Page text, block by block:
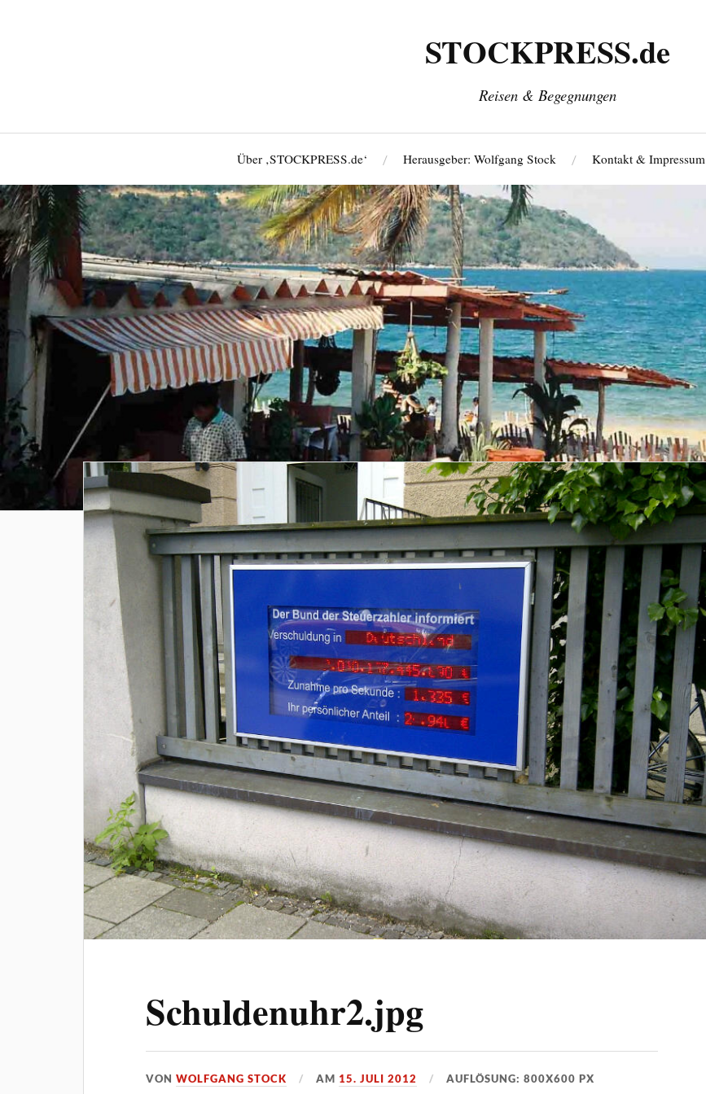
STOCKPRESS.de
Reisen & Begegnungen
Über ‚STOCKPRESS.de‘ Herausgeber: Wolfgang Stock Kontakt & Impressum
Schuldenuhr2.jpg
VONWOLFGANG STOCK AM 15. JULI 2012 AUFLÖSUNG: 800X600 PX